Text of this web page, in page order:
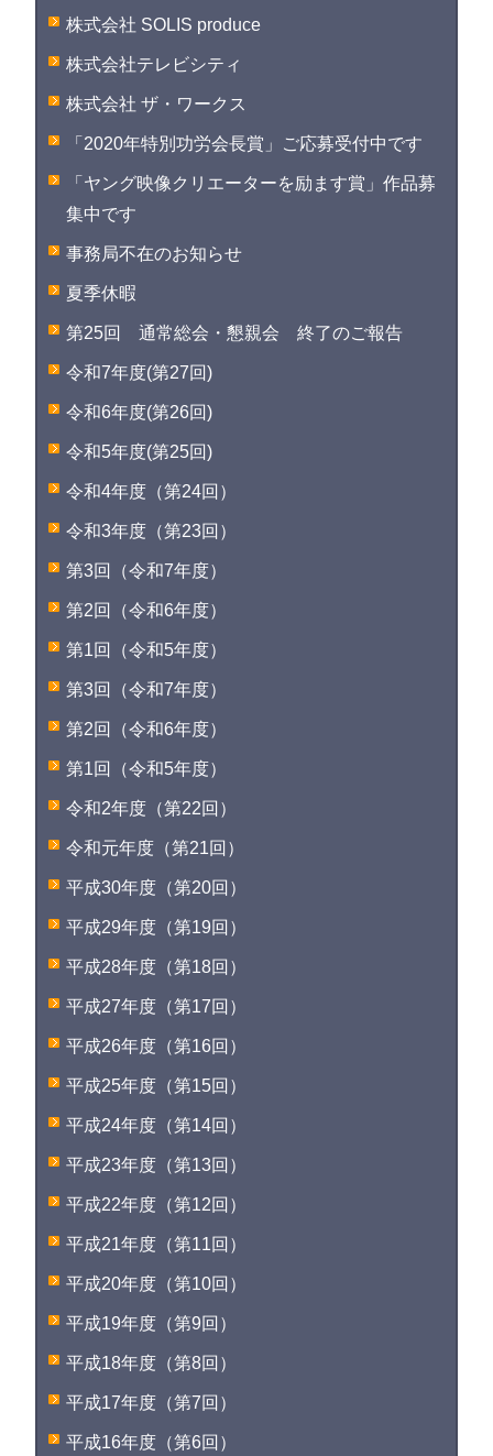
株式会社 SOLIS produce
株式会社テレビシティ
株式会社 ザ・ワークス
「2020年特別功労会長賞」ご応募受付中です
「ヤング映像クリエーターを励ます賞」作品募
集中です
事務局不在のお知らせ
夏季休暇
第25回 通常総会・懇親会 終了のご報告
令和7年度(第27回)
令和6年度(第26回)
令和5年度(第25回)
令和4年度（第24回）
令和3年度（第23回）
第3回（令和7年度）
第2回（令和6年度）
第1回（令和5年度）
第3回（令和7年度）
第2回（令和6年度）
第1回（令和5年度）
令和2年度（第22回）
令和元年度（第21回）
平成30年度（第20回）
平成29年度（第19回）
平成28年度（第18回）
平成27年度（第17回）
平成26年度（第16回）
平成25年度（第15回）
平成24年度（第14回）
平成23年度（第13回）
平成22年度（第12回）
平成21年度（第11回）
平成20年度（第10回）
平成19年度（第9回）
平成18年度（第8回）
平成17年度（第7回）
平成16年度（第6回）